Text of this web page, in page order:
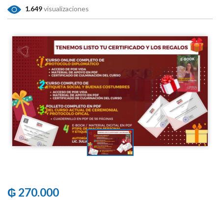
1.649visualizaciones
₲ 270.000